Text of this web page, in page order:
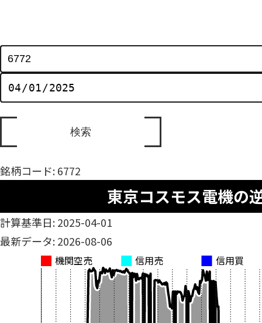
銘柄コード: 6772
東京コスモス電機の
計算基準日: 2025-04-01
最新データ: 2026-08-06
機関空売 信用売 信用買